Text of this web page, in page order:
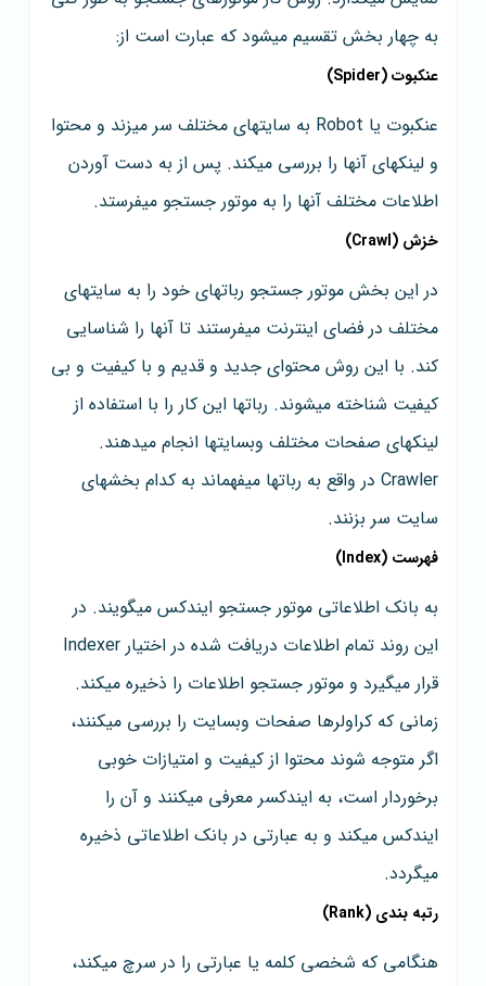
به چهار بخش تقسیم میشود که عبارت است از:
عنکبوت (Spider)
عنکبوت یا Robot به سایتهای مختلف سر میزند و محتوا
و لینکهای آنها را بررسی میکند. پس از به دست آوردن
اطلاعات مختلف آنها را به موتور جستجو میفرستد.
خزش (Crawl)
در این بخش موتور جستجو رباتهای خود را به سایتهای
مختلف در فضای اینترنت میفرستند تا آنها را شناسایی
کند. با این روش محتوای جدید و قدیم و با کیفیت و بی
کیفیت شناخته میشوند. رباتها این کار را با استفاده از
لینکهای صفحات مختلف وبسایتها انجام میدهند.
Crawler در واقع به رباتها میفهماند به کدام بخشهای
سایت سر بزنند.
فهرست (Index)
به بانک اطلاعاتی موتور جستجو ایندکس میگویند. در
این روند تمام اطلاعات دریافت شده در اختیار Indexer
قرار میگیرد و موتور جستجو اطلاعات را ذخیره میکند.
زمانی که کراولرها صفحات وبسایت را بررسی میکنند،
اگر متوجه شوند محتوا از کیفیت و امتیازات خوبی
برخوردار است، به ایندکسر معرفی میکنند و آن را
ایندکس میکند و به عبارتی در بانک اطلاعاتی ذخیره
میگردد.
رتبه بندی (Rank)
هنگامی که شخصی کلمه یا عبارتی را در سرچ میکند،